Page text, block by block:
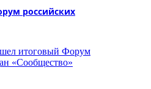
российских